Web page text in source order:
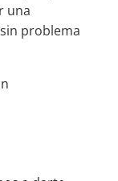
una
problema